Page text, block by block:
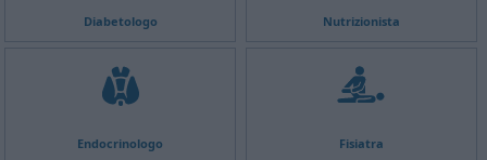
Diabetologo Nutrizionista
Endocrinologo Fisiatra